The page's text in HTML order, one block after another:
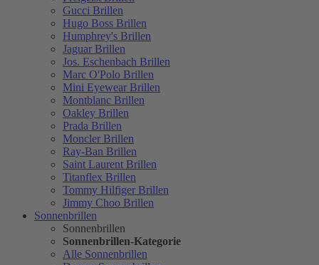
Gucci Brillen
Hugo Boss Brillen
Humphrey's Brillen
Jaguar Brillen
Jos. Eschenbach Brillen
Marc O'Polo Brillen
Mini Eyewear Brillen
Montblanc Brillen
Oakley Brillen
Prada Brillen
Moncler Brillen
Ray-Ban Brillen
Saint Laurent Brillen
Titanflex Brillen
Tommy Hilfiger Brillen
Jimmy Choo Brillen
Sonnenbrillen
Sonnenbrillen
Sonnenbrillen-Kategorie
Alle Sonnenbrillen